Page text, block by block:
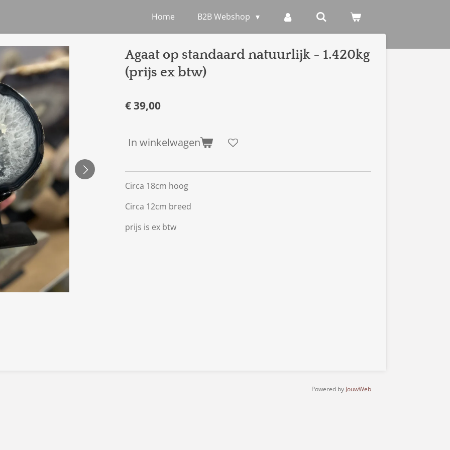
Home B2B Webshop
Agaat op standaard natuurlijk - 1.420kg
(prijs ex btw)
€ 39,00
In winkelwagen
Circa 18cm hoog
Circa 12cm breed
prijs is ex btw
Powered by JouwWeb